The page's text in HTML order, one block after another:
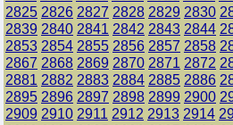
2825 2826 2827 2828 2829 2830
2839 2840 2841 2842 2843 2844
2853 2854 2855 2856 2857 2858
2867 2868 2869 2870 2871 2872
2881 2882 2883 2884 2885 2886
2895 2896 2897 2898 2899 2900
2909 2910 2911 2912 2913 2914